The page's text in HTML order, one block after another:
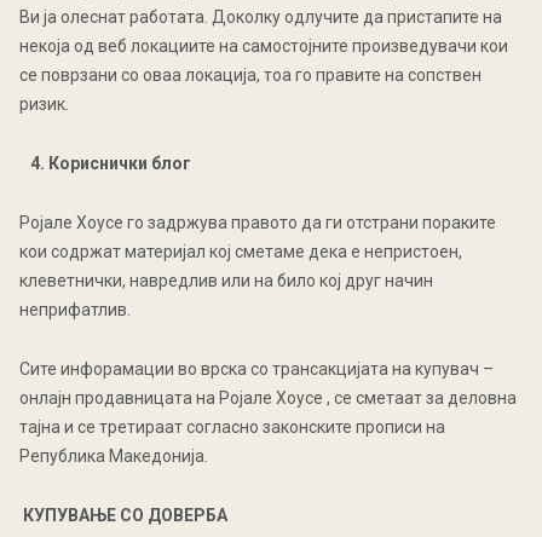
Ви ја олеснат работата. Доколку одлучите да пристапите на
некоја од веб локациите на самостојните произведувачи кои
се поврзани со оваа локација, тоа го правите на сопствен
ризик.
4. Кориснички блог
Ројалe Хоусе го задржува правото да ги отстрани пораките
кои содржат материјал кој сметаме дека е непристоен,
клеветнички, навредлив или на било кој друг начин
неприфатлив.
Сите инфорамации во врска со трансакцијата на купувач –
онлајн продавницата на Ројалe Хоусе , се сметаат за деловна
тајна и се третираат согласно законските прописи на
Република Македонија.
КУПУВАЊЕ СО ДОВЕРБА